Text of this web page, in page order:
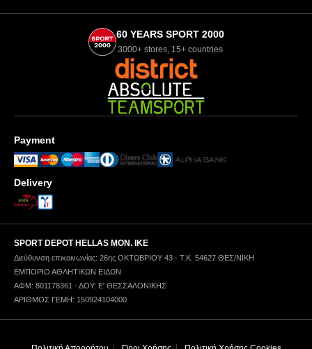
60 YEARS SPORT 2000
3000+ stores, 15+ countries
Payment
Delivery
SPORT DEPOT HELLAS ΜΟΝ. ΙΚΕ
Διεύθυνση επικοινωνίας: 26ης ΟΚΤΩΒΡΙΟΥ 43 - Τ.Κ. 54627 ΘΕΣ/ΝΙΚΗ
ΕΜΠΟΡΙΟ ΑΘΛΗΤΙΚΩΝ ΕΙΔΩΝ
ΑΦΜ: 801178361 - ΔΟΥ: Ε' ΘΕΣΣΑΛΟΝΙΚΗΣ
ΑΡΙΘΜΟΣ ΓΕΜΗ: 150924104000